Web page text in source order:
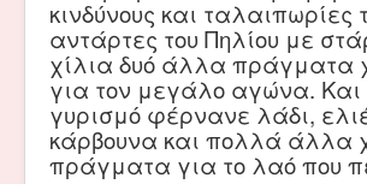
κινδύνους και ταλαιπωρίες
αντάρτες του Πηλίου με
χίλια δυό άλλα πράγματα
για τον μεγάλο αγώνα. Και
γυρισμό φέρνανε λάδι,
κάρβουνα και πολλά άλλα
πράγματα για το λαό που